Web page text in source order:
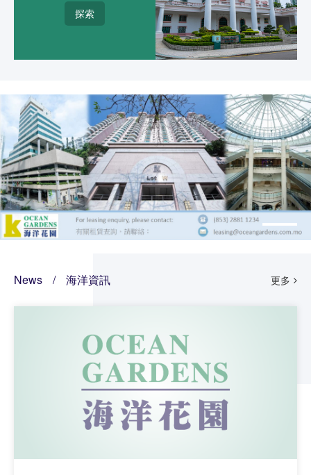
探索
News / 海洋資訊 更多